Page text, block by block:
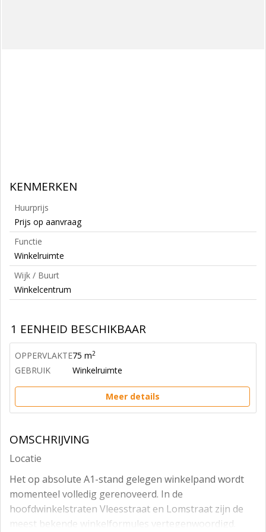
KENMERKEN
Huurprijs
Prijs op aanvraag
Functie
Winkelruimte
Wijk / Buurt
Winkelcentrum
1 EENHEID BESCHIKBAAR
OPPERVLAKTE75 m2
GEBRUIK Winkelruimte
Meer details
OMSCHRIJVING
Locatie
Het op absolute A1-stand gelegen winkelpand wordt
momenteel volledig gerenoveerd. In de
hoofdwinkelstraten Vleesstraat en Lomstraat zijn de
meest bekende winkelformules vertegenwoordigd.